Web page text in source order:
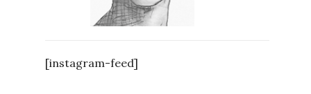
[instagram-feed]